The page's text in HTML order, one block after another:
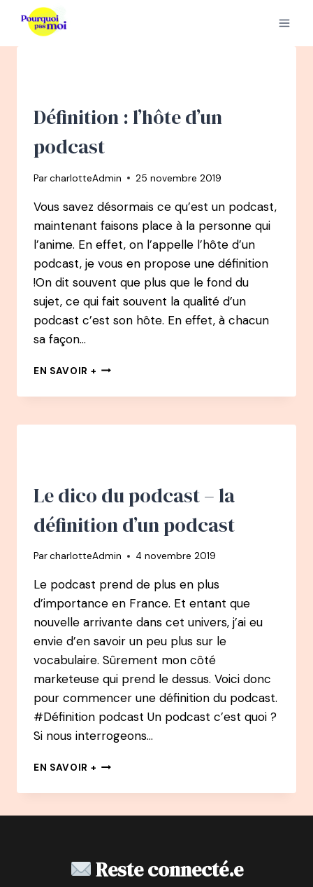
contenu
Définition : l’hôte d’un
podcast
ParcharlotteAdmin 25 novembre 2019
Vous savez désormais ce qu’est un podcast,
maintenant faisons place à la personne qui
l’anime. En effet, on l’appelle l’hôte d’un
podcast, je vous en propose une définition
!On dit souvent que plus que le fond du
sujet, ce qui fait souvent la qualité d’un
podcast c’est son hôte. En effet, à chacun
sa façon…
EN SAVOIR + DÉFINITION
L’HÔTE
PODCAST
Le dico du podcast – la
définition d’un podcast
ParcharlotteAdmin 4 novembre 2019
Le podcast prend de plus en plus
d’importance en France. Et entant que
nouvelle arrivante dans cet univers, j’ai eu
envie d’en savoir un peu plus sur le
vocabulaire. Sûrement mon côté
marketeuse qui prend le dessus. Voici donc
pour commencer une définition du podcast.
#Définition podcast Un podcast c’est quoi ?
Si nous interrogeons…
EN SAVOIR + LE
DU
D’UN
Reste connecté.e